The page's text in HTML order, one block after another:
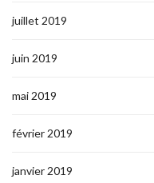
juillet 2019
juin 2019
mai 2019
février 2019
janvier 2019